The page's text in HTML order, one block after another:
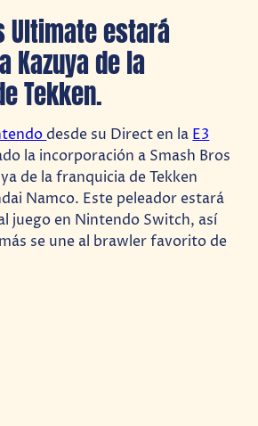
Ultimate estará
Kazuya de la
Tekken.
desde su Direct en la E3
la incorporación a Smash Bros
de la franquicia de Tekken
Namco. Este peleador estará
juego en Nintendo Switch, así
se une al brawler favorito de